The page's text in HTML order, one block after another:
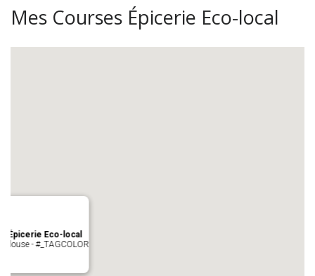
Mes Courses Épicerie Eco-local
Épicerie Eco-local
- #_TAGCOLOR